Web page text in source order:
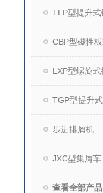
TLP型提升
CBP型磁性
LXP型螺旋
TGP型提升
步进排屑机
JXC型集屑车
查看全部产品